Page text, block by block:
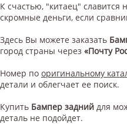
К счастью, "китаец"
скромные деньги, если
Здесь Вы можете заказать
город страны через «Почту
Номер по оригинальному
детали и облегчает ее поиск.
Купить Бампер задний для
деталь не подойдет.